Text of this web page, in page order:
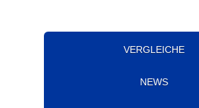
VERGLEICHE
NEWS